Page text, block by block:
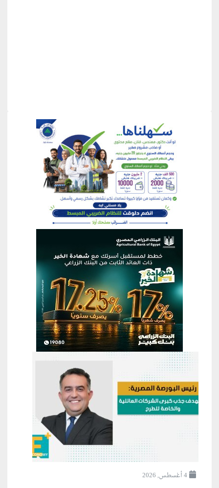
منطقة إعلانية
منطقة إعلانية
4 أغسطس, 2026